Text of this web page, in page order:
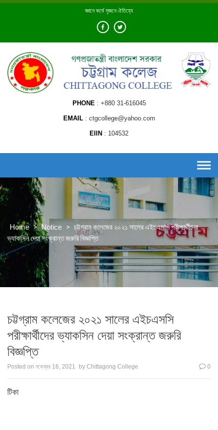
Skip
জ্ঞানে কর্মে সৃজনে ঐতিহ্যে
PHONE +880 31-616045
EMAIL ctgcollege@yahoo.com
EIIN 104532
Home > Notice > চট্টগ্রাম কলেজের ২০২১ সালের এইচএসসি পরীক্ষার্থীদের
ভ্যাকসিন দেয়া সংক্রান্ত জরুরি বিজ্ঞপ্তি
চট্টগ্রাম কলেজের ২০২১ সালের এইচএসসি
পরীক্ষার্থীদের ভ্যাকসিন দেয়া সংক্রান্ত জরুরি
বিজ্ঞপ্তি
Posted on নভেম্বর 16, 2021 by Chittagong College 0
টিকা